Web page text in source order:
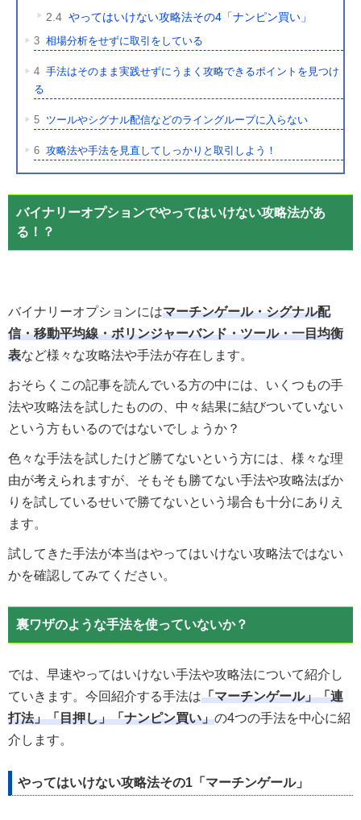
2.4 やってはいけない攻略法その4「ナンピン買い」
3 相場分析をせずに取引をしている
4 手法はそのまま実践せずにうまく攻略できるポイントを見つけ
る
5 ツールやシグナル配信などのライングループに入らない
6 攻略法や手法を見直してしっかりと取引しよう！
バイナリーオプションでやってはいけない攻略法があ
る！？
バイナリーオプションにはマーチンゲール・シグナル配
信・移動平均線・ボリンジャーバンド・ツール・一目均衡
表など様々な攻略法や手法が存在します。
おそらくこの記事を読んでいる方の中には、いくつもの手
法や攻略法を試したものの、中々結果に結びついていない
という方もいるのではないでしょうか？
色々な手法を試したけど勝てないという方には、様々な理
由が考えられますが、そもそも勝てない手法や攻略法ばか
りを試しているせいで勝てないという場合も十分にありえ
ます。
試してきた手法が本当はやってはいけない攻略法ではない
かを確認してみてください。
裏ワザのような手法を使っていないか？
では、早速やってはいけない手法や攻略法について紹介し
ていきます。今回紹介する手法は「マーチンゲール」「連
打法」「目押し」「ナンピン買い」の4つの手法を中心に紹
介します。
やってはいけない攻略法その1「マーチンゲール」